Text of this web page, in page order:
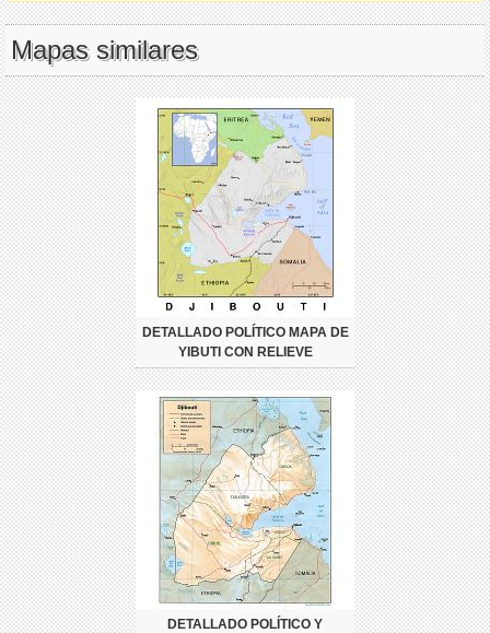
Mapas similares
DETALLADO POLÍTICO MAPA DE
YIBUTI CON RELIEVE
DETALLADO POLÍTICO Y